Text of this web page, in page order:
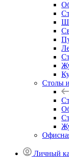
Столы
Личный